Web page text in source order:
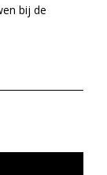
bij de